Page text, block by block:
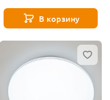
В корзину